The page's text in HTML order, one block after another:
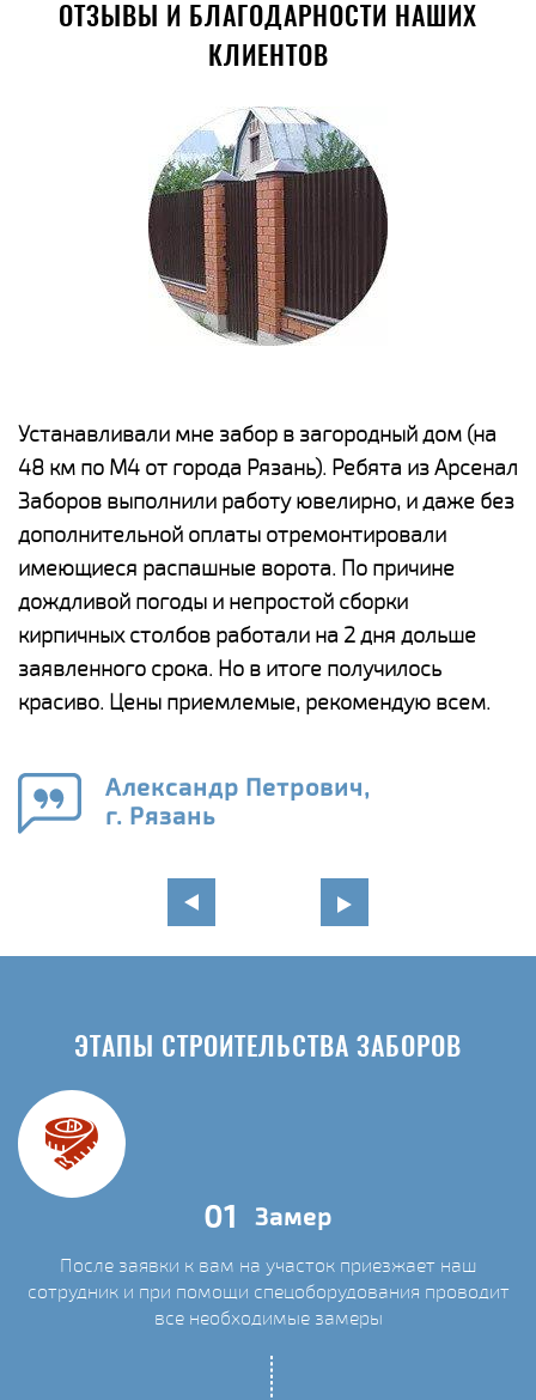
ОТЗЫВЫ И БЛАГОДАРНОСТИ НАШИХ
КЛИЕНТОВ
Устанавливали мне забор в загородный дом (на
48 км по М4 от города Рязань). Ребята из Арсенал
Заборов выполнили работу ювелирно, и даже без
дополнительной оплаты отремонтировали
имеющиеся распашные ворота. По причине
дождливой погоды и непростой сборки
кирпичных столбов работали на 2 дня дольше
заявленного срока. Но в итоге получилось
красиво. Цены приемлемые, рекомендую всем.
Александр Петрович,
г. Рязань
ЭТАПЫ СТРОИТЕЛЬСТВА ЗАБОРОВ
01 Замер
После заявки к вам на участок приезжает наш
сотрудник и при помощи спецоборудования проводит
все необходимые замеры